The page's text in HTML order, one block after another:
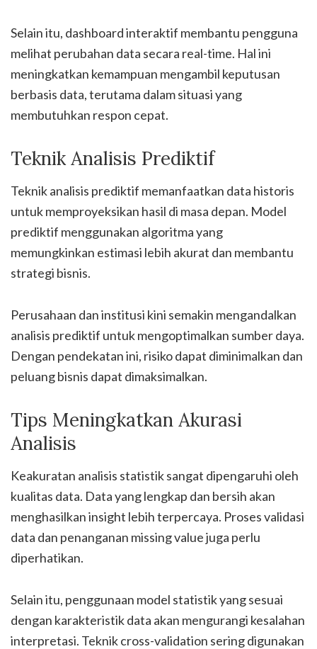
Selain itu, dashboard interaktif membantu pengguna
melihat perubahan data secara real-time. Hal ini
meningkatkan kemampuan mengambil keputusan
berbasis data, terutama dalam situasi yang
membutuhkan respon cepat.
Teknik Analisis Prediktif
Teknik analisis prediktif memanfaatkan data historis
untuk memproyeksikan hasil di masa depan. Model
prediktif menggunakan algoritma yang
memungkinkan estimasi lebih akurat dan membantu
strategi bisnis.
Perusahaan dan institusi kini semakin mengandalkan
analisis prediktif untuk mengoptimalkan sumber daya.
Dengan pendekatan ini, risiko dapat diminimalkan dan
peluang bisnis dapat dimaksimalkan.
Tips Meningkatkan Akurasi
Analisis
Keakuratan analisis statistik sangat dipengaruhi oleh
kualitas data. Data yang lengkap dan bersih akan
menghasilkan insight lebih terpercaya. Proses validasi
data dan penanganan missing value juga perlu
diperhatikan.
Selain itu, penggunaan model statistik yang sesuai
dengan karakteristik data akan mengurangi kesalahan
interpretasi. Teknik cross-validation sering digunakan